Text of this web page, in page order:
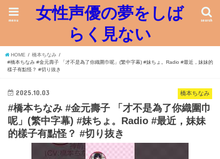
女性声優の夢をしば
らく見ない
search
menu
HOME
橋本ちなみ
#橋本ちなみ #金元壽子 「才不是為了你織圍巾呢」(繁中字幕) #妹ちょ。Radio #最近，妹妹的
樣子有點怪？ #切り抜き
橋本ちなみ
2025.10.03
#橋本ちなみ #金元壽子 「才不是為了你織圍巾
呢」(繁中字幕) #妹ちょ。Radio #最近，妹妹
的樣子有點怪？ #切り抜き